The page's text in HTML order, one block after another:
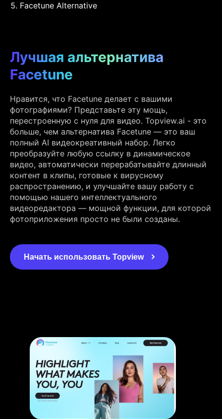
Facetune Alternative
Лучшая альтернатива
Facetune
Нравится, что Facetune делает с вашими
фотографиями? Представьте эту мощь,
перестроенную с нуля для видео. Topview.ai - это
больше, чем альтернатива Facetune — это ваш
полный AI видеокреативный набор. Легко
преобразуйте любую ссылку в динамическое
видео, автоматически перерабатывайте длинный
контент в клипы, готовые к вирусному
распространению, и улучшайте вашу работу с
помощью нашего интеллектуального
видеоредактора — мощной функции, для которой
фотоприложения просто не были созданы.
Начать использовать Topview